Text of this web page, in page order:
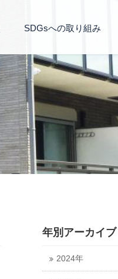
SDGsへの取り組み
年別アーカイブ
2024年